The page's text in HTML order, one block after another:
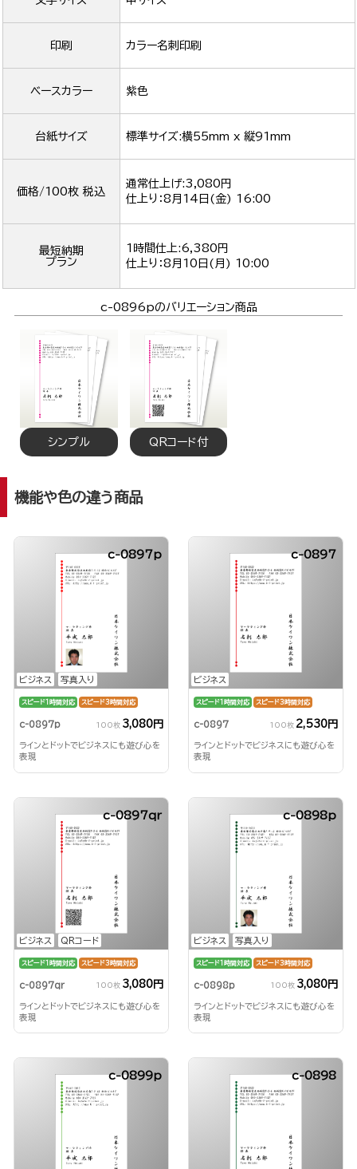
印刷 カラー名刺印刷
ベースカラー 紫色
台紙サイズ 標準サイズ:横55mm x 縦91mm
価格/100枚 税込
通常仕上げ:3,080円
仕上り：8月14日(金) 16:00
最短納期
プラン
1時間仕上:6,380円
仕上り：8月10日(月) 10:00
c-0896pのバリエーション商品
シンプル QRコード付
機能や色の違う商品
ビジネス 写真入り
c-0897p
スピード1時間対応 スピード3時間対応
c-0897p 100枚 3,080円
ラインとドットでビジネスにも遊び心を
表現
ビジネス
c-0897
スピード1時間対応 スピード3時間対応
c-0897 100枚 2,530円
ラインとドットでビジネスにも遊び心を
表現
ビジネス QRコード
c-0897qr
スピード1時間対応 スピード3時間対応
c-0897qr 100枚 3,080円
ラインとドットでビジネスにも遊び心を
表現
ビジネス 写真入り
c-0898p
スピード1時間対応 スピード3時間対応
c-0898p 100枚 3,080円
ラインとドットでビジネスにも遊び心を
表現
c-0899p c-0898